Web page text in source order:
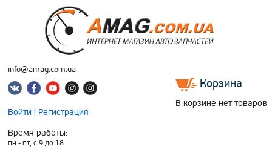
info@amag.com.ua
Войти | Регистрация
Время работы:
пн - пт, c 9 до 18
Корзина
В корзине нет товаров